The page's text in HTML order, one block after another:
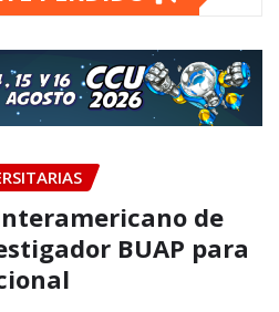
de
BUAP para